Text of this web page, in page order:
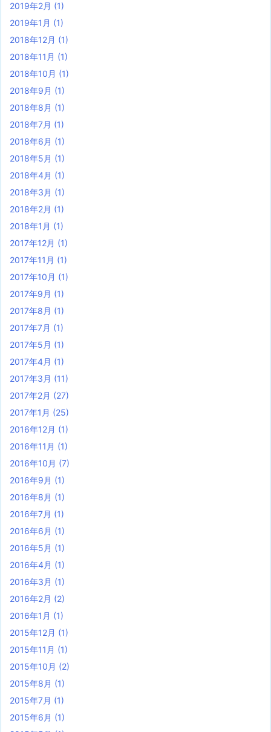
2019年2月 (1)
2019年1月 (1)
2018年12月 (1)
2018年11月 (1)
2018年10月 (1)
2018年9月 (1)
2018年8月 (1)
2018年7月 (1)
2018年6月 (1)
2018年5月 (1)
2018年4月 (1)
2018年3月 (1)
2018年2月 (1)
2018年1月 (1)
2017年12月 (1)
2017年11月 (1)
2017年10月 (1)
2017年9月 (1)
2017年8月 (1)
2017年7月 (1)
2017年5月 (1)
2017年4月 (1)
2017年3月 (11)
2017年2月 (27)
2017年1月 (25)
2016年12月 (1)
2016年11月 (1)
2016年10月 (7)
2016年9月 (1)
2016年8月 (1)
2016年7月 (1)
2016年6月 (1)
2016年5月 (1)
2016年4月 (1)
2016年3月 (1)
2016年2月 (2)
2016年1月 (1)
2015年12月 (1)
2015年11月 (1)
2015年10月 (2)
2015年8月 (1)
2015年7月 (1)
2015年6月 (1)